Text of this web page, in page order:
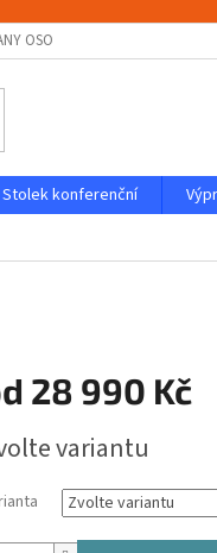
OSOBNÍCH ÚDAJŮ
Stolek konferenční
28 990 Kč
variantu